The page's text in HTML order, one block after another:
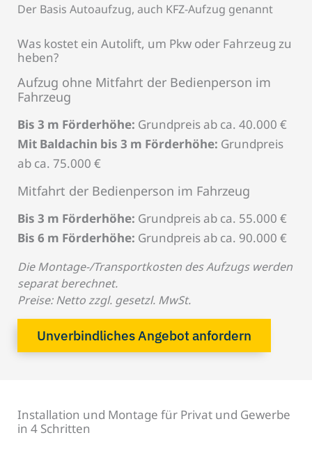
Was kostet ein Autolift, um Pkw oder Fahrzeug zu
heben?
Aufzug ohne Mitfahrt der Bedienperson im
Fahrzeug
Bis 3 m Förderhöhe: Grundpreis ab ca. 40.000 €
Mit Baldachin bis 3 m Förderhöhe: Grundpreis
ab ca. 75.000 €
Mitfahrt der Bedienperson im Fahrzeug
Bis 3 m Förderhöhe: Grundpreis ab ca. 55.000 €
Bis 6 m Förderhöhe: Grundpreis ab ca. 90.000 €
Die Montage-/Transportkosten des Aufzugs werden
separat berechnet.
Preise: Netto zzgl. gesetzl. MwSt.
Unverbindliches Angebot anfordern
Der Basis Autoaufzug, auch KFZ-Aufzug genannt
Installation und Montage für Privat und Gewerbe
in 4 Schritten